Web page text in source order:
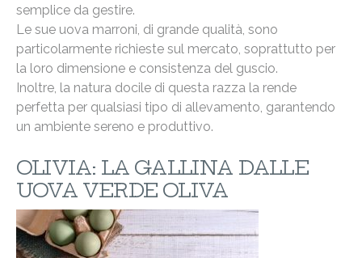
semplice da gestire.
Le sue uova marroni, di grande qualità, sono
particolarmente richieste sul mercato, soprattutto per
la loro dimensione e consistenza del guscio.
Inoltre, la natura docile di questa razza la rende
perfetta per qualsiasi tipo di allevamento, garantendo
un ambiente sereno e produttivo.
OLIVIA: LA GALLINA DALLE
UOVA VERDE OLIVA